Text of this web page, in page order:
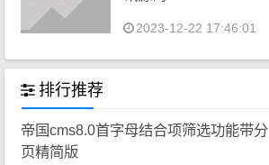
2023-12-22 17:46:01
排行推荐
帝国cms8.0首字母结合项筛选功能带分
页精简版